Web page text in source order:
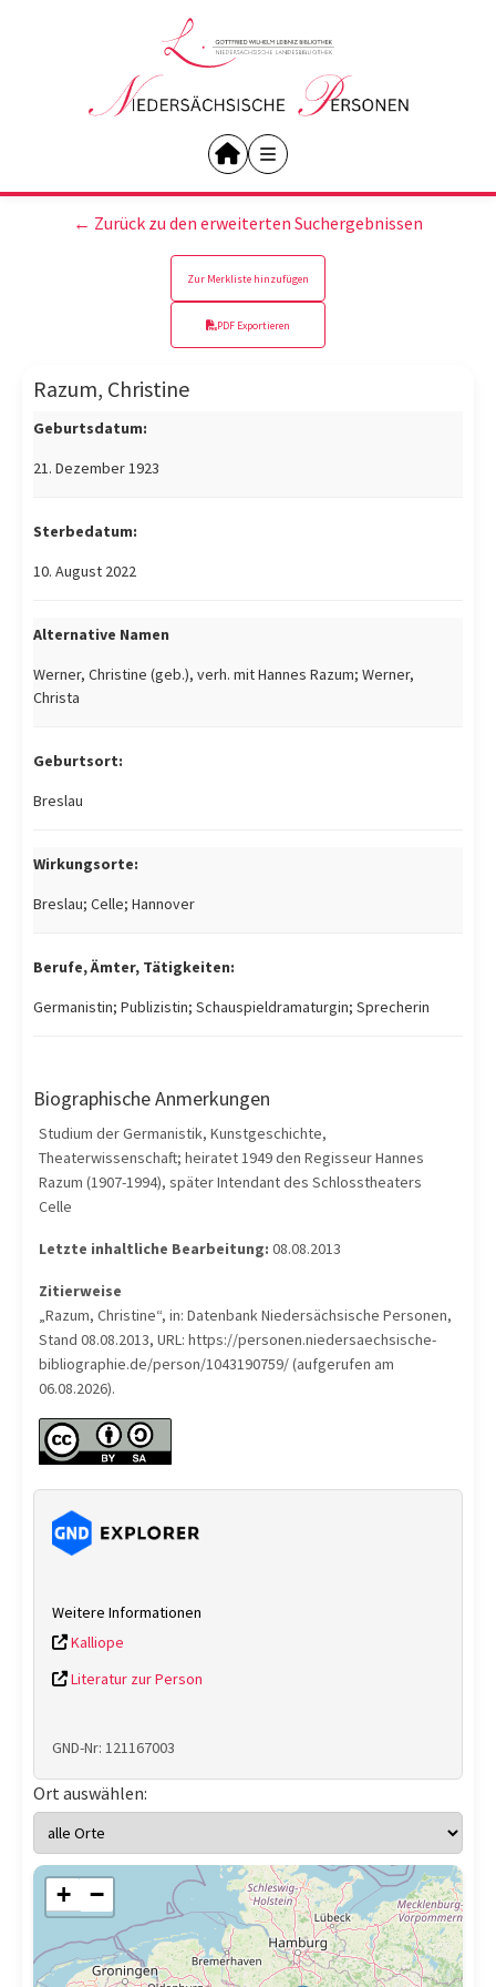
← Zurück zu den erweiterten Suchergebnissen
Zur Merkliste hinzufügen
PDF Exportieren
Razum, Christine
Geburtsdatum:
21. Dezember 1923
Sterbedatum:
10. August 2022
Alternative Namen
Werner, Christine (geb.), verh. mit Hannes Razum; Werner,
Christa
Geburtsort:
Breslau
Wirkungsorte:
Breslau; Celle; Hannover
Berufe, Ämter, Tätigkeiten:
Germanistin; Publizistin; Schauspieldramaturgin; Sprecherin
Biographische Anmerkungen
Studium der Germanistik, Kunstgeschichte,
Theaterwissenschaft; heiratet 1949 den Regisseur Hannes
Razum (1907-1994), später Intendant des Schlosstheaters
Celle
Letzte inhaltliche Bearbeitung: 08.08.2013
Zitierweise
„Razum, Christine“, in: Datenbank Niedersächsische Personen,
Stand 08.08.2013, URL: https://personen.niedersaechsische-
bibliographie.de/person/1043190759/ (aufgerufen am
06.08.2026).
Weitere Informationen
Kalliope
Literatur zur Person
GND-Nr: 121167003
Ort auswählen:
+ −